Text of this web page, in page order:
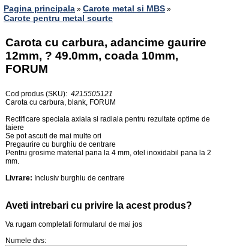
Pagina principala » Carote metal si MBS »
Carote pentru metal scurte
Carota cu carbura, adancime gaurire
12mm, ? 49.0mm, coada 10mm,
FORUM
Cod produs (SKU): 4215505121
Carota cu carbura, blank, FORUM
Rectificare speciala axiala si radiala pentru rezultate optime de
taiere
Se pot ascuti de mai multe ori
Pregaurire cu burghiu de centrare
Pentru grosime material pana la 4 mm, otel inoxidabil pana la 2
mm.
Livrare: Inclusiv burghiu de centrare
Aveti intrebari cu privire la acest produs?
Va rugam completati formularul de mai jos
Numele dvs: